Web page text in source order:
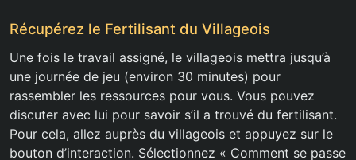
Récupérez le Fertilisant du Villageois
Une fois le travail assigné, le villageois mettra jusqu’à
une journée de jeu (environ 30 minutes) pour
rassembler les ressources pour vous. Vous pouvez
discuter avec lui pour savoir s’il a trouvé du fertilisant.
Pour cela, allez auprès du villageois et appuyez sur le
bouton d’interaction. Sélectionnez « Comment se passe